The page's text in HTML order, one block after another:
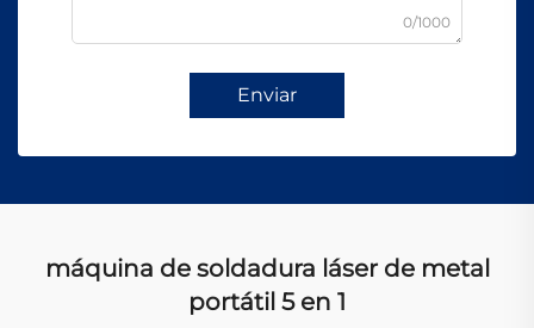
0/1000
Enviar
máquina de soldadura láser de metal
portátil 5 en 1